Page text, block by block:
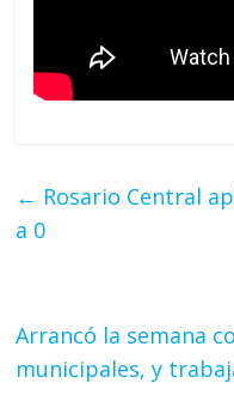
← Rosario Central
a 0
Arrancó la semana
municipales, y